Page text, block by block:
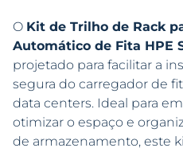
O Kit de Trilho de Rack
Automático de Fita HPE
projetado para facilitar a
segura do carregador de
data centers. Ideal para
otimizar o espaço e
de armazenamento, este